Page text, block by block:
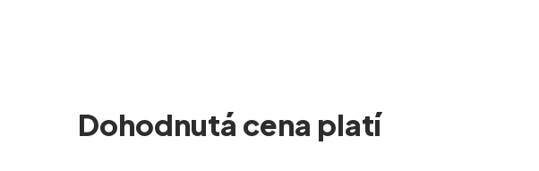
Dohodnutá cena platí